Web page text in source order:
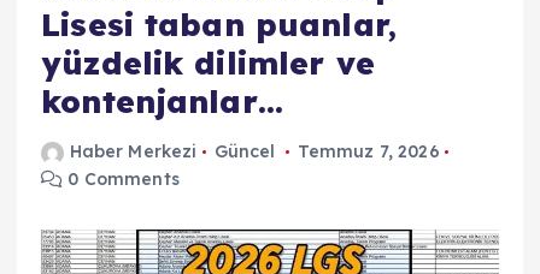
Lisesi taban puanlar,
yüzdelik dilimler ve
kontenjanlar…
Haber Merkezi Güncel
Temmuz 7, 2026
0 Comments